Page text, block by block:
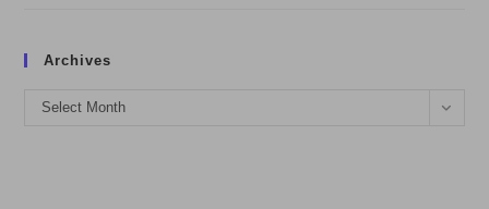
Archives
Archives
Select Month